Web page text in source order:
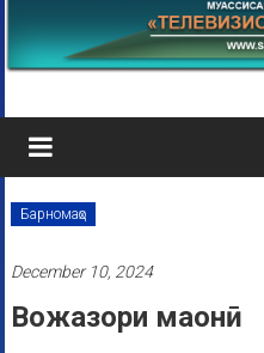
Барномаҳо
December 10, 2024
Вожазори маонӣ